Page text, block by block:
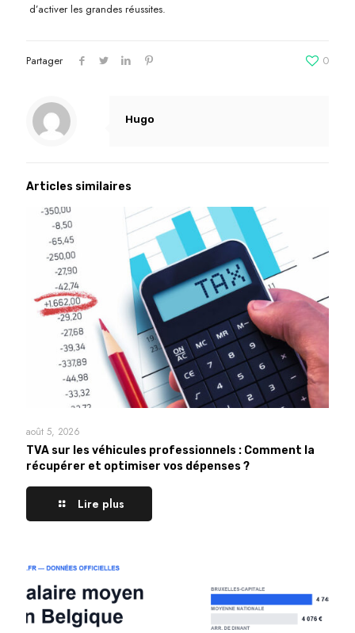
d’activer les grandes réussites.
Partager 0
Hugo
Articles similaires
août 5, 2026
TVA sur les véhicules professionnels : Comment la
récupérer et optimiser vos dépenses ?
Lire plus